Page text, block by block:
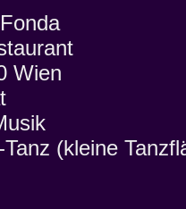
Wien
(kleine